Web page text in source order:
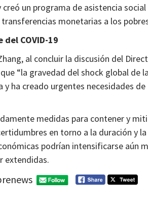
un programa de asistencia
monetarias a los
COVID-19
al concluir la discusión del
“la gravedad del shock global de la
ha creado urgentes necesidades de
medidas para contener y
en torno a la duración y
podrían intensificarse aún
extendidas.